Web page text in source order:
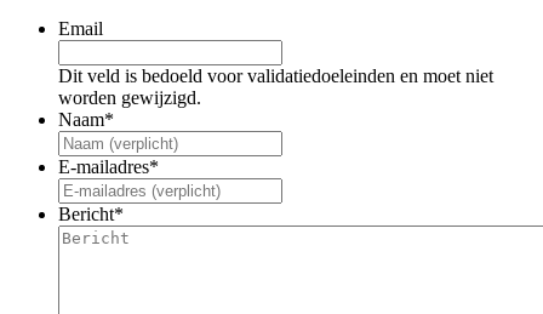
Email
Dit veld is bedoeld voor validatiedoeleinden en moet niet
worden gewijzigd.
Naam*
E-mailadres*
Bericht*